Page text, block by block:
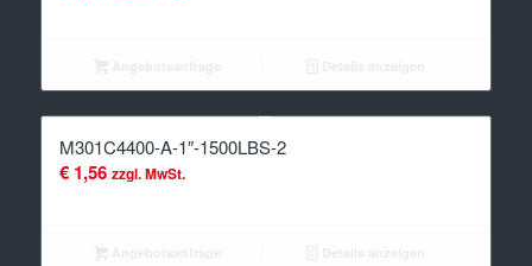
M301C4400-A-1″-1500LBS-2
€1,56 zzgl. MwSt.